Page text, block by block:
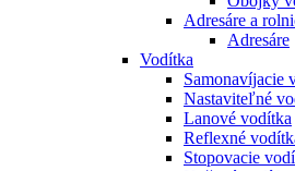
Adresáre a
Adresáre
Vodítka
Samonavíjacie
Nastaviteľné
Lanové vodítka
Reflexné
Stopovacie